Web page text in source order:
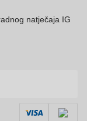
natječaja IG